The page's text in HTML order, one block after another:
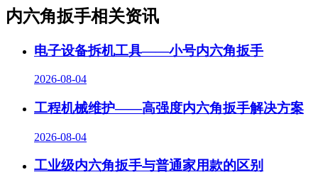
内六角扳手相关资讯
电子设备拆机工具——小号内六角扳手
2026-08-04
工程机械维护——高强度内六角扳手解决方案
2026-08-04
工业级内六角扳手与普通家用款的区别